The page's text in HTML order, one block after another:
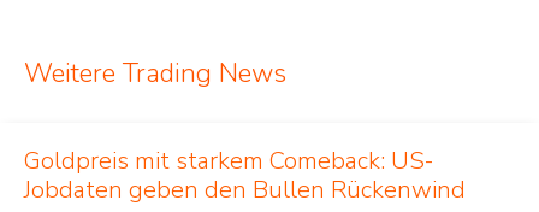
Weitere Trading News
Goldpreis mit starkem Comeback: US-
Jobdaten geben den Bullen Rückenwind